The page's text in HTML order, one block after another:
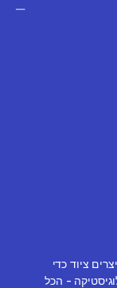
ציוד כדי
- הכל